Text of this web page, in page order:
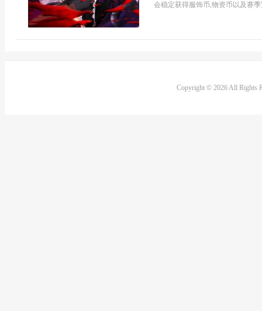
会稳定获得服饰币,物资币以及赛
Copyright © 2026 All Rights